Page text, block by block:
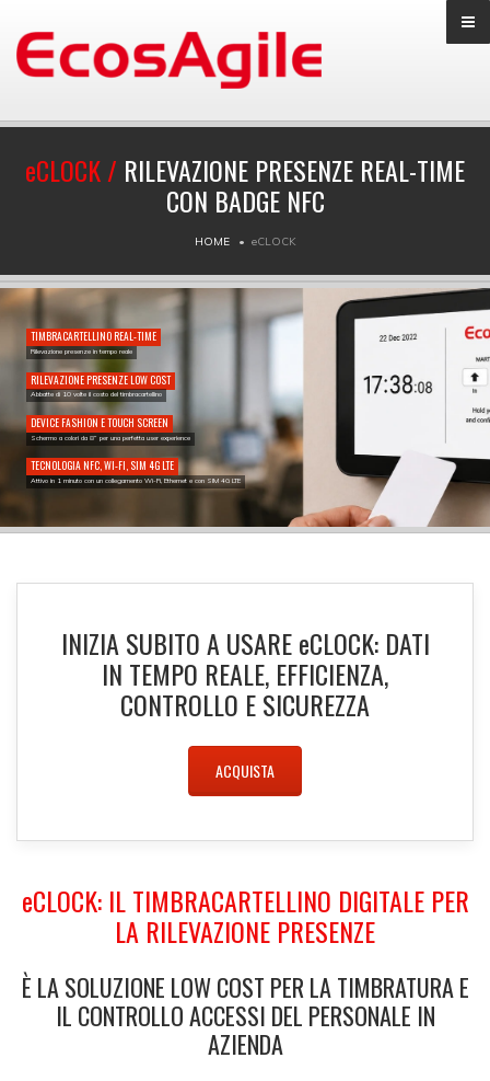
eCLOCK / RILEVAZIONE PRESENZE REAL-TIME
CON BADGE NFC
HOME eCLOCK
TIMBRACARTELLINO REAL-TIME
Rilevazione presenze in tempo reale
RILEVAZIONE PRESENZE LOW COST
Abbatte di 10 volte il costo del timbracartellino
DEVICE FASHION E TOUCH SCREEN
Schermo a colori da 8” per una perfetta user experience
TECNOLOGIA NFC, WI-FI, SIM 4G LTE
Attivo in 1 minuto con un collegamento Wi-Fi, Ethernet e con SIM 4G LTE
INIZIA SUBITO A USAREeCLOCK: DATI
IN TEMPO REALE, EFFICIENZA,
CONTROLLO E SICUREZZA
ACQUISTA
eCLOCK: IL TIMBRACARTELLINO DIGITALE PER
LA RILEVAZIONE PRESENZE
È LA SOLUZIONE LOW COST PER LA TIMBRATURA E
IL CONTROLLO ACCESSI DEL PERSONALE IN
AZIENDA